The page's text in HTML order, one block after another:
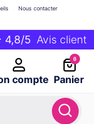
compte
Nous contacter
0
Panier